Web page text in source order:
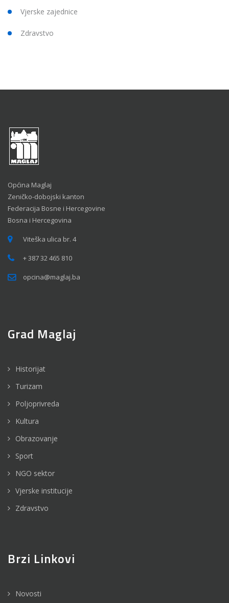
Vjerske zajednice
Zdravstvo
Općina Maglaj
Zeničko-dobojski kanton
Federacija Bosne i Hercegovine
Bosna i Hercegovina
Viteška ulica br. 4
+ 387 32 465 810
opcina@maglaj.ba
Grad Maglaj
Historijat
Turizam
Poljoprivreda
Kultura
Obrazovanje
Sport
NGO sektor
Vjerske institucije
Zdravstvo
Brzi Linkovi
Novosti